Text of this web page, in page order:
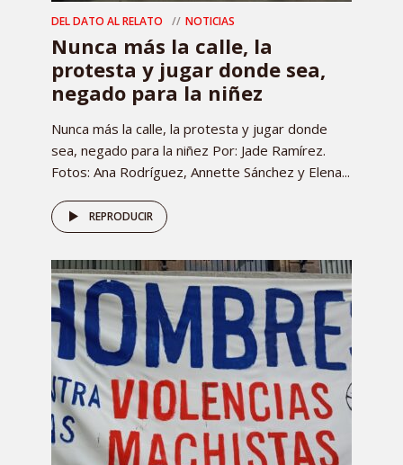
DEL DATO AL RELATO NOTICIAS
Nunca más la calle, la
protesta y jugar donde sea,
negado para la niñez
Nunca más la calle, la protesta y jugar donde
sea, negado para la niñez Por: Jade Ramírez.
Fotos: Ana Rodríguez, Annette Sánchez y Elena...
REPRODUCIR